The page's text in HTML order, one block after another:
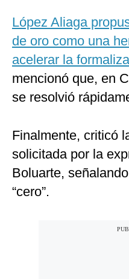
López Aliaga
de oro como una
acelerar la
mencionó que, en
se resolvió
Finalmente, criticó
solicitada por la
Boluarte,
“cero”.